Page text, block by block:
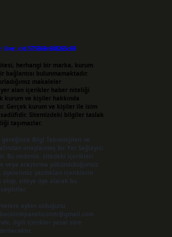
live:.cid.575569c608265c69
herhangi bir marka, kurum
bağlantısı bulunmamaktadır.
makaleler
yer alan içerikler haber niteliği
kurum ve kişiler hakkında
Gerçek kurum ve kişiler ile isim
Sitemizdeki bilgiler taslak
taşımazlar.
gereğince Bilgi Teknolojileri ve
onaylanmış bir Yer Sağlayıcı
Bu nedenle, sitedeki içerikleri
araştırma yükümlülüğümüz
üyelerimiz yazdıkları içeriklerin
olup, siteye üye olarak bu
aykırı olduğunu
backlinkpanelicomtr@gmail.com
ilgili içerikler yasal süre